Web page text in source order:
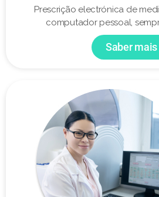
Prescrição electrónica de
computador pessoal,
Saber mais